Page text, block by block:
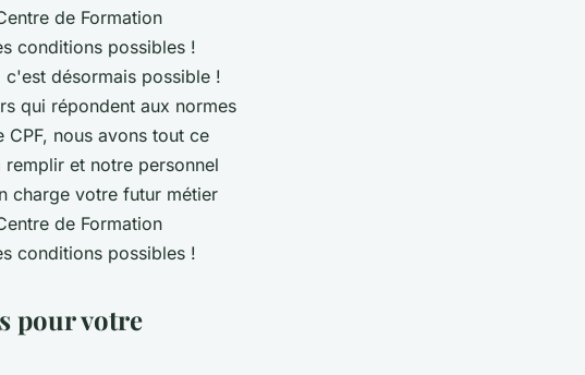
de Formation
conditions possibles !
désormais possible !
qui répondent aux normes
nous avons tout ce
et notre personnel
charge votre futur métier
de Formation
conditions possibles !
pour votre